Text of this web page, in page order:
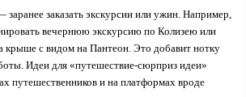
заказать экскурсии или ужин. Например,
вечернюю экскурсию по Колизею или
крыше с видом на Пантеон. Это добавит нотку
Идеи для «путешествие-сюрприз идеи»
путешественников и на платформах вроде